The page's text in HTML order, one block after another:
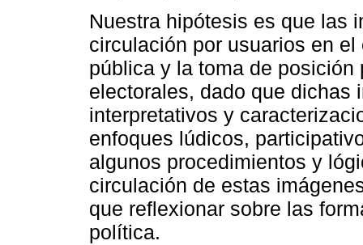
Nuestra hipótesis es que las
circulación por usuarios en
pública y la toma de
electorales, dado que dichas
interpretativos y
enfoques lúdicos,
algunos procedimientos y
circulación de estas
que reflexionar sobre las
política.